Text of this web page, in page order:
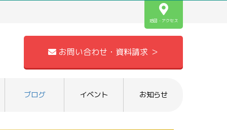
地図・アクセス
お問い合わせ・資料請求 ＞
ブログ イベント お知らせ